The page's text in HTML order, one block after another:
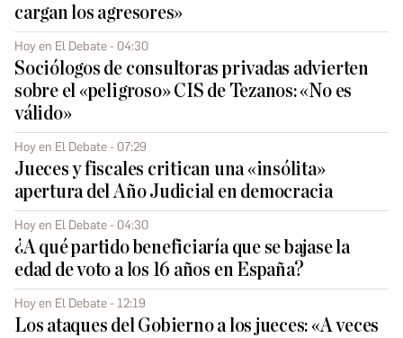
cargan los agresores»
Hoy en El Debate - 04:30
Sociólogos de consultoras privadas advierten
sobre el «peligroso» CIS de Tezanos: «No es
válido»
Hoy en El Debate - 07:29
Jueces y fiscales critican una «insólita»
apertura del Año Judicial en democracia
Hoy en El Debate - 04:30
¿A qué partido beneficiaría que se bajase la
edad de voto a los 16 años en España?
Hoy en El Debate - 12:19
Los ataques del Gobierno a los jueces: «A veces